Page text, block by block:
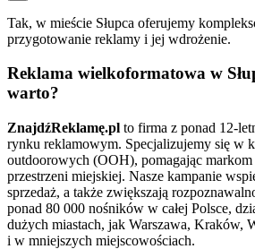
Tak, w mieście Słupca oferujemy
przygotowanie reklamy i jej wdrożenie.
Reklama wielkoformatowa w
warto?
ZnajdźReklamę.pl to firma z ponad 12-
rynku reklamowym. Specjalizujemy się w
outdoorowych (OOH), pomagając
przestrzeni miejskiej. Nasze kampanie
sprzedaż, a także zwiększają
ponad 80 000 nośników w całej Polsce,
dużych miastach, jak Warszawa, Kraków,
i w mniejszych miejscowościach.